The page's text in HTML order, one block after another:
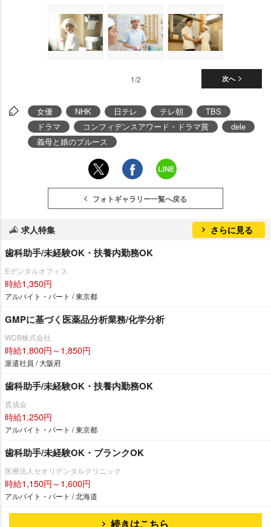
次へ
1/2
女優 NHK 日テレ テレ朝
TBS
ドラマ
コンフィデンスアワード・ドラマ賞
dele
義母と娘のブルース
フォトギャラリー一覧へ戻る
求人特集 さらに見る
歯科助手/未経験OK・扶養内勤務OK
Eデンタルオフィス
時給1,350円
アルバイト・パート / 東京都
GMPに基づく医薬品分析業務/化学分析
WDB株式会社
時給1,800円～1,850円
派遣社員 / 大阪府
歯科助手/未経験OK・扶養内勤務OK
貴成会
時給1,250円
アルバイト・パート / 東京都
歯科助手/未経験OK・ブランクOK
医療法人セオリデンタルクリニック
時給1,150円～1,600円
アルバイト・パート / 北海道
続きはこちら